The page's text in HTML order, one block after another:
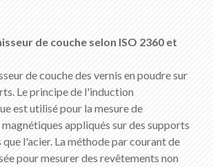
de couche selon ISO 2360 et
de couche des vernis en poudre sur
Le principe de l'induction
est utilisé pour la mesure de
appliqués sur des supports
l'acier. La méthode par courant de
pour mesurer des revêtements non